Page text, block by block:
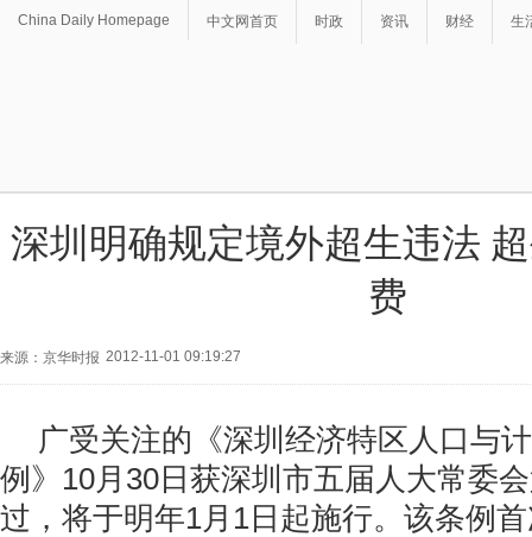
China Daily Homepage 中文网首页 时政 资讯 财经 生
深圳明确规定境外超生违法
费
来源：京华时报 2012-11-01 09:19:27
广受关注的《深圳经济特区人口与
例》10月30日获深圳市五届人大常委
过，将于明年1月1日起施行。该条例